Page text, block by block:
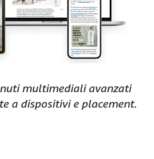
multimediali avanzati
a dispositivi e placement.